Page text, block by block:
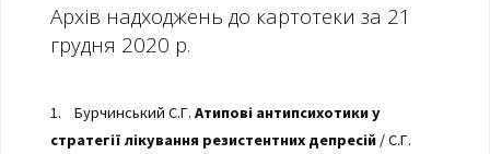
Архів надходжень до картотеки за 21
грудня 2020 р.
1. Бурчинський С.Г. Атипові антипсихотики у
стратегії лікування резистентних депресій/ С.Г.